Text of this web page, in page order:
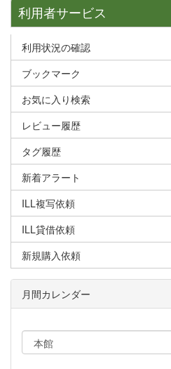
利用者サービス
利用状況の確認
ブックマーク
お気に入り検索
レビュー履歴
タグ履歴
新着アラート
ILL複写依頼
ILL貸借依頼
新規購入依頼
月間カレンダー